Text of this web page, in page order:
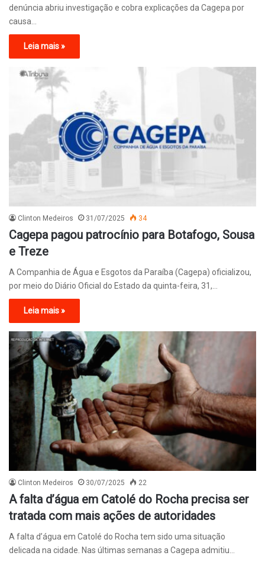
denúncia abriu investigação e cobra explicações da Cagepa por
causa…
Leia mais »
Clinton Medeiros 31/07/2025 34
Cagepa pagou patrocínio para Botafogo, Sousa
e Treze
A Companhia de Água e Esgotos da Paraíba (Cagepa) oficializou,
por meio do Diário Oficial do Estado da quinta-feira, 31,…
Leia mais »
Clinton Medeiros 30/07/2025 22
A falta d’água em Catolé do Rocha precisa ser
tratada com mais ações de autoridades
A falta d’água em Catolé do Rocha tem sido uma situação
delicada na cidade. Nas últimas semanas a Cagepa admitiu…